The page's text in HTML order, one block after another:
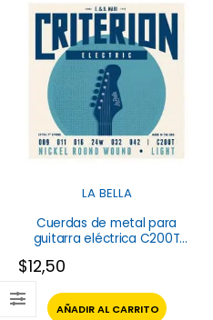
LA BELLA
Cuerdas de metal para
guitarra eléctrica C200T
$12,50
AÑADIR AL CARRITO